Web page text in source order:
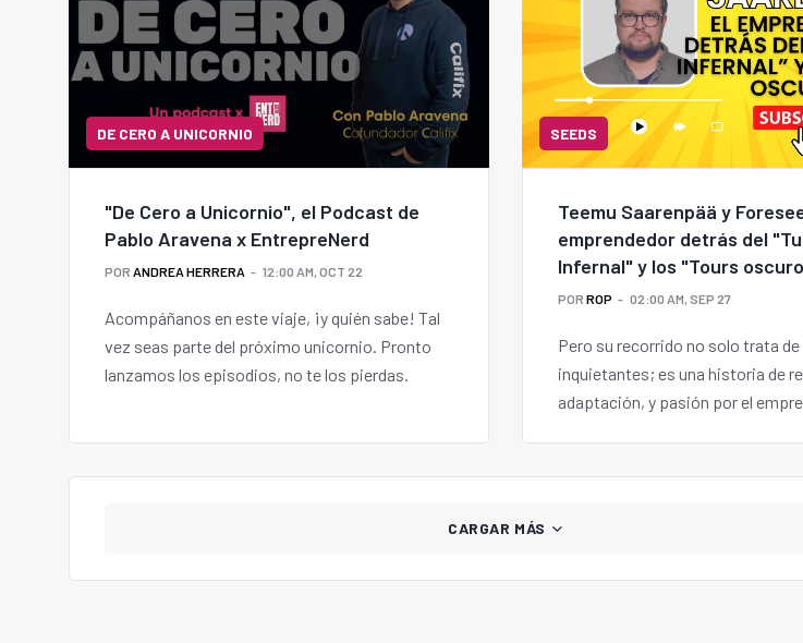
DE CERO A UNICORNIO
"De Cero a Unicornio", el Podcast de
Pablo Aravena x EntrepreNerd
POR ANDREA HERRERA 12:00 AM, OCT 22
Acompáñanos en este viaje, ¡y quién sabe! Tal
vez seas parte del próximo unicornio. Pronto
lanzamos los episodios, no te los pierdas.
SEEDS
Teemu Saarenpää y
emprendedor detrás del
Infernal" y los "Tours
POR ROP 02:00 AM, SEP 27
Pero su recorrido no solo trata
inquietantes; es una historia de
adaptación, y pasión por el
CARGAR MÁS